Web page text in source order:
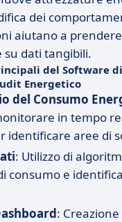
dei
aiutano a
dati tangibili.
del Software
Energetico
del Consumo
in tempo
identificare aree di
: Utilizzo di
consumo e
: